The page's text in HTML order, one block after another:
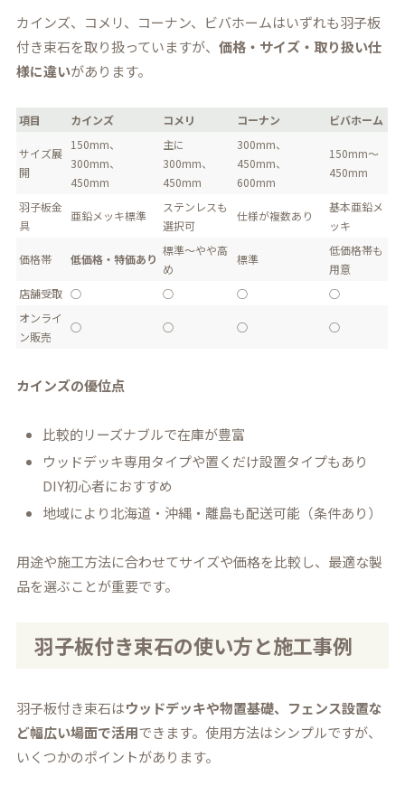
カインズ、コメリ、コーナン、ビバホームはいずれも羽子板
付き束石を取り扱っていますが、価格・サイズ・取り扱い仕
様に違いがあります。
項目 カインズ コメリ コーナン ビバホーム
サイズ展
開
150mm、
300mm、
450mm
主に
300mm、
450mm
300mm、
450mm、
600mm
150mm～
450mm
羽子板金
具
亜鉛メッキ標準
ステンレスも
選択可
仕様が複数あり
基本亜鉛メ
ッキ
価格帯 低価格・特価あり
標準～やや高
め
標準
低価格帯も
用意
店舗受取 ○ ○ ○
○
オンライ
ン販売
○ ○ ○ ○
カインズの優位点
比較的リーズナブルで在庫が豊富
ウッドデッキ専用タイプや置くだけ設置タイプもあり
DIY初心者におすすめ
地域により北海道・沖縄・離島も配送可能（条件あり）
用途や施工方法に合わせてサイズや価格を比較し、最適な製
品を選ぶことが重要です。
羽子板付き束石の使い方と施工事例
羽子板付き束石はウッドデッキや物置基礎、フェンス設置な
ど幅広い場面で活用できます。使用方法はシンプルですが、
いくつかのポイントがあります。